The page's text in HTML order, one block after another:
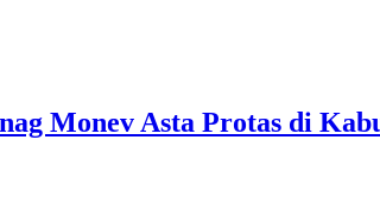
Monev Asta Protas di